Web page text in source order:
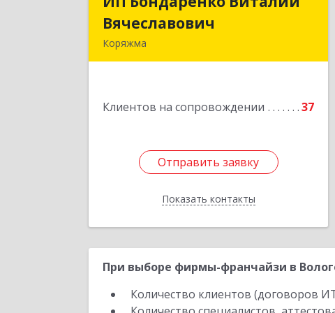
Вячеславович
Коряжма
Клиентов на сопровождении 37
Отправить заявку
Показать контакты
Вячеславович
Отправить заявку
Назад
При выборе фирмы-франчайзи в
Количество клиентов (договоров